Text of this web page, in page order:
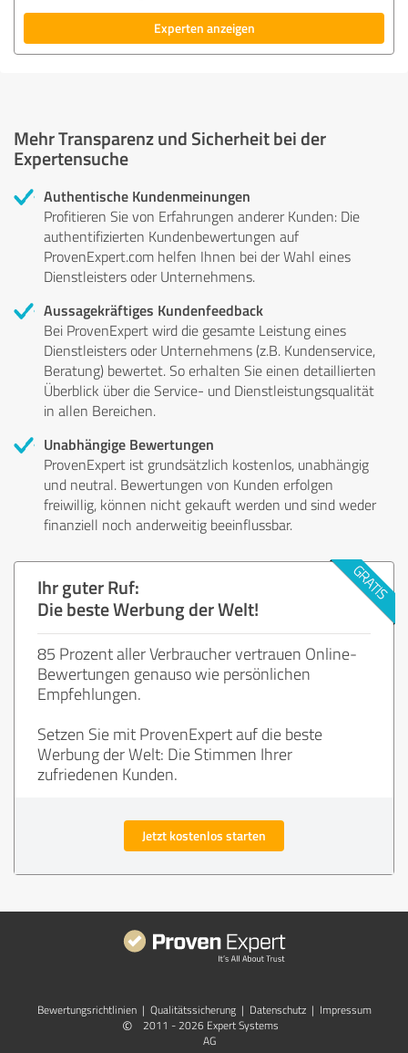
Experten anzeigen
Mehr Transparenz und Sicherheit bei der
Expertensuche
Authentische Kundenmeinungen
Profitieren Sie von Erfahrungen anderer Kunden: Die
authentifizierten Kundenbewertungen auf
ProvenExpert.com helfen Ihnen bei der Wahl eines
Dienstleisters oder Unternehmens.
Aussagekräftiges Kundenfeedback
Bei ProvenExpert wird die gesamte Leistung eines
Dienstleisters oder Unternehmens (z.B. Kundenservice,
Beratung) bewertet. So erhalten Sie einen detaillierten
Überblick über die Service- und Dienstleistungsqualität
in allen Bereichen.
Unabhängige Bewertungen
ProvenExpert ist grundsätzlich kostenlos, unabhängig
und neutral. Bewertungen von Kunden erfolgen
freiwillig, können nicht gekauft werden und sind weder
finanziell noch anderweitig beeinflussbar.
Ihr guter Ruf:
Die beste Werbung der Welt!
85 Prozent aller Verbraucher vertrauen Online-
Bewertungen genauso wie persönlichen
Empfehlungen.
Setzen Sie mit ProvenExpert auf die beste
Werbung der Welt: Die Stimmen Ihrer
zufriedenen Kunden.
Jetzt kostenlos starten
Bewertungs­richtlinien | Qualitätssicherung | Datenschutz | Impressum
©
2011 - 2026 Expert Systems
AG